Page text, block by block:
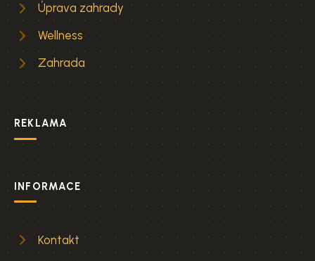
Úprava zahrady
Wellness
Zahrada
REKLAMA
INFORMACE
Kontakt